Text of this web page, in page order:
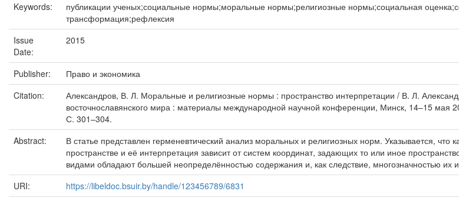
Keywords:
публикации ученых;социальные нормы;моральные нормы;религиозные нормы;социальная
трансформация;рефлексия
Issue
Date:
2015
Publisher:
Право и экономика
Citation:
Александров, В. Л. Моральные и религиозные нормы : пространство интерпретации / В. Л.
восточнославянского мира : материалы международной научной конференции, Минск, 14–15
С. 301–304.
Abstract:
В статье представлен герменевтический анализ моральных и религиозных норм. Указывается,
пространстве и её интерпретация зависит от систем координат, задающих то или иное
видами обладают большей неопределённостью содержания и, как следствие, многозначностью их
URI:
https://libeldoc.bsuir.by/handle/123456789/6831